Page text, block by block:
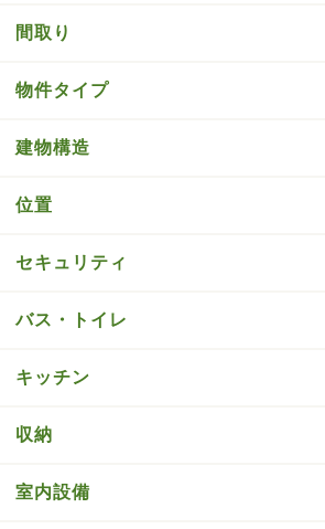
間取り
物件タイプ
建物構造
位置
セキュリティ
バス・トイレ
キッチン
収納
室内設備